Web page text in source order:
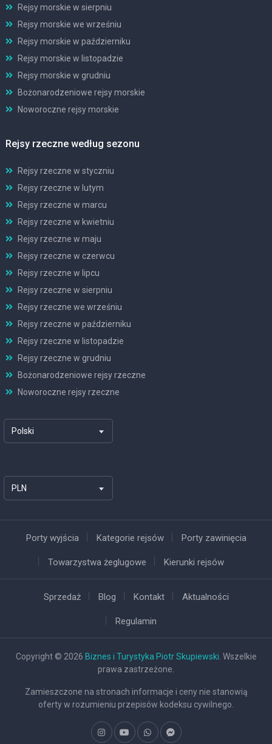
Rejsy morskie w sierpniu
Rejsy morskie we wrześniu
Rejsy morskie w październiku
Rejsy morskie w listopadzie
Rejsy morskie w grudniu
Bożonarodzeniowe rejsy morskie
Noworoczne rejsy morskie
Rejsy rzeczne według sezonu
Rejsy rzeczne w styczniu
Rejsy rzeczne w lutym
Rejsy rzeczne w marcu
Rejsy rzeczne w kwietniu
Rejsy rzeczne w maju
Rejsy rzeczne w czerwcu
Rejsy rzeczne w lipcu
Rejsy rzeczne w sierpniu
Rejsy rzeczne we wrześniu
Rejsy rzeczne w październiku
Rejsy rzeczne w listopadzie
Rejsy rzeczne w grudniu
Bożonarodzeniowe rejsy rzeczne
Noworoczne rejsy rzeczne
Polski
PLN
Porty wyjścia Kategorie rejsów Porty zawinięcia
Towarzystwa żeglugowe Kierunki rejsów
Sprzedaż Blog Kontakt Aktualności
Regulamin
Copyright © 2026 Biznes i Turystyka Piotr Skupiewski . Wszelkie
prawa zastrzeżone.
Zamieszczone na stronach informacje i ceny nie stanowią
oferty w rozumieniu przepisów kodeksu cywilnego.